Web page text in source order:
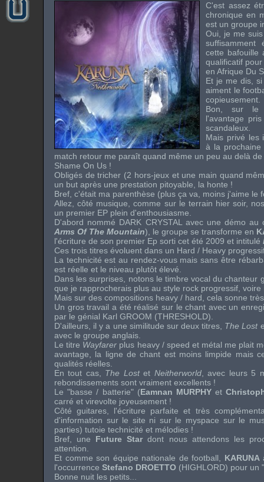
C'est assez
chronique en
est un groupe
Oui, je me
cette bafouille
qualificatif
en Afrique Du
Et je me dis,
aiment le
copieusement.
Bon, sur le
l'avantage
scandaleux.
Mais privé les
à la
match retour me paraît quand même un peu au delà
Shame On Us !
Obligés de tricher (2 hors-jeux et une main quand
un but après une prestation pitoyable, la honte !
Bref, c'était ma parenthèse (plus ça va, moins j'aime le
Allez, côté musique, comme sur le terrain hier soir,
un premier EP plein d'enthousiasme.
D'abord nommé DARK CRYSTAL avec unedémo au
Arms Of The Mountain), le groupe se transforme en
l'écriture de son premier Ep sorti cet été 2009 et intitulé
Ces trois titres évoluent dans un Hard / Heavy
La technicité est au rendez-vous mais sans être
est réelle et le niveau plutôt élevé.
Dans les surprises, notons le timbre vocal du chanteur
que je rapprocherais plus au style rock progressif, voire
Mais sur des compositions heavy / hard , cela sonne
Un gros travail a été réalisé sur le chant avec un
par le génial Karl GROOM (THRESHOLD).
D'ailleurs, il y a une similitude sur deux titres, The Lost
avec le groupe anglais.
Le titre Wayfarer plus heavy/ speed et métal me plait
avantage, la ligne de chant est moins limpide mais
qualités réelles.
En tout cas, The Lostet Neitherworld, avec leurs 5
rebondissements sont vraiment excellents !
Le "basse / batterie" (Eamnan MURPHYet
carré et virevolte joyeusement !
Côté guitares, l'écriture parfaite et très
d'information sur le site ni sur le myspace sur le
parties) tutoie technicité et mélodies !
Bref, une Future Star dont nous attendons les
attention.
Et comme son équipe nationale de football, KARUNA
l'occurrence Stefano DROETTO (HIGHLORD) pour un "
Bonne nuit les petits...